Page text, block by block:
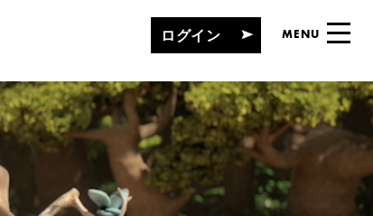
ログイン MENU